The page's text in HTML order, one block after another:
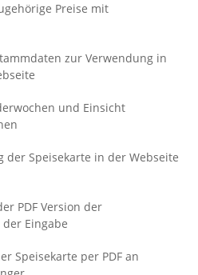
Preise mit
zur Verwendung in
und Einsicht
der Speisekarte in der Webseite
PDF Version der
Eingabe
Speisekarte per PDF an